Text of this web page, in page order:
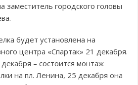
городского головы
будет установлена на
центра «Спартак» 21 декабря.
– состоится монтаж
на пл. Ленина, 25 декабря она